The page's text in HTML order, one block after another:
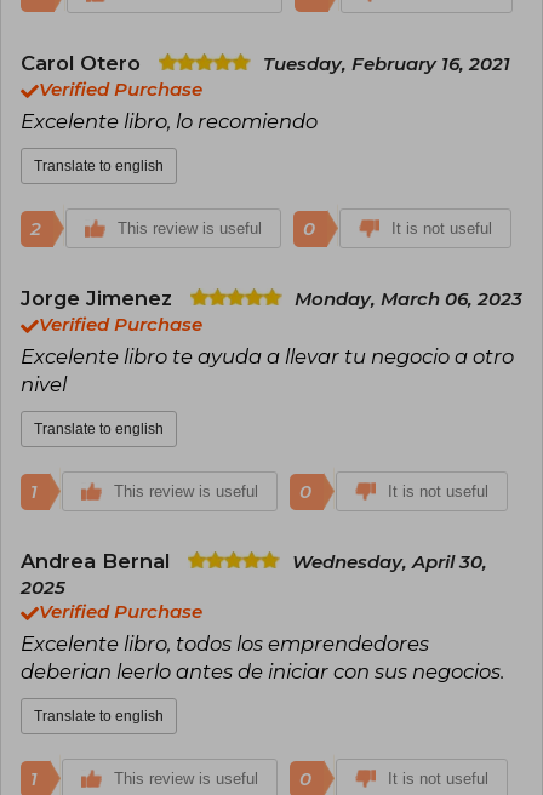
Carol Otero
Tuesday, February 16, 2021
Verified Purchase
Excelente libro, lo recomiendo
Translate to english
2 This review is useful 0 It is not useful
Jorge Jimenez
Monday, March 06, 2023
Verified Purchase
Excelente libro te ayuda a llevar tu negocio a otro
nivel
Translate to english
1 This review is useful 0 It is not useful
Andrea Bernal
Wednesday, April 30,
2025
Verified Purchase
Excelente libro, todos los emprendedores
deberian leerlo antes de iniciar con sus negocios.
Translate to english
1 This review is useful 0 It is not useful